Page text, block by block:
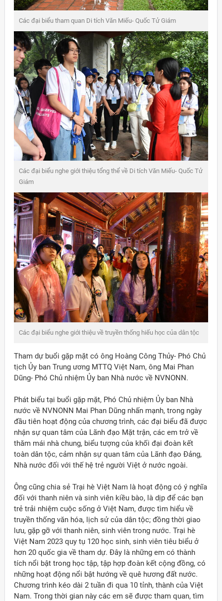
Các đại biểu tham quan Di tích Văn Miếu- Quốc Tử Giám
Các đại biểu nghe giới thiệu tổng thể về Di tích Văn Miếu- Quốc Tử
Giám
Các đại biểu nghe giới thiệu về truyền thống hiếu học của dân tộc
Tham dự buổi gặp mặt có ông Hoàng Công Thủy- Phó Chủ
tịch Ủy ban Trung ương MTTQ Việt Nam, ông Mai Phan
Dũng- Phó Chủ nhiệm Ủy ban Nhà nước về NVNONN.
Phát biểu tại buổi gặp mặt, Phó Chủ nhiệm Ủy ban Nhà
nước về NVNONN Mai Phan Dũng nhấn mạnh, trong ngày
đầu tiên hoạt động của chương trình, các đại biểu đã được
nhận sự quan tâm của Lãnh đạo Mặt trận, các em trở về
thăm mái nhà chung, biểu tượng của khối đại đoàn kết
toàn dân tộc, cảm nhận sự quan tâm của Lãnh đạo Đảng,
Nhà nước đối với thế hệ trẻ người Việt ở nước ngoài.
Ông cũng chia sẻ Trại hè Việt Nam là hoạt động có ý nghĩa
đối với thanh niên và sinh viên kiều bào, là dịp để các bạn
trẻ trải nhiệm cuộc sống ở Việt Nam, được tìm hiểu về
truyền thống văn hóa, lịch sử của dân tộc; đồng thời giao
lưu, gặp gỡ với thanh niên, sinh viên trong nước. Trại hè
Việt Nam 2023 quy tụ 120 học sinh, sinh viên tiêu biểu ở
hơn 20 quốc gia về tham dự. Đây là những em có thành
tích nổi bật trong học tập, tập hợp đoàn kết cộng đồng, có
những hoạt động nổi bật hướng về quê hương đất nước.
Chương trình kéo dài 2 tuần đi qua 10 tỉnh, thành của Việt
Nam. Trong thời gian này các em sẽ được tham quan, tìm